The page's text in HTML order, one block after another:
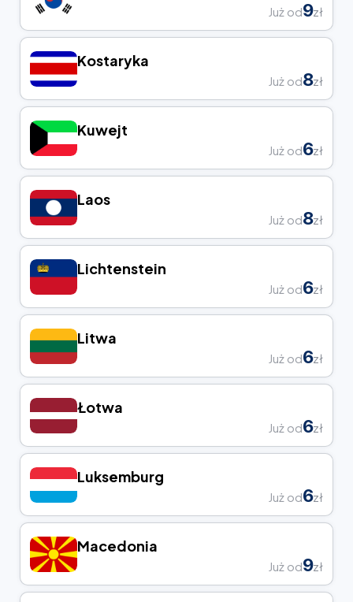
Już od9zł
Kostaryka
Już od8zł
Kuwejt
Już od6zł
Laos
Już od8zł
Lichtenstein
Już od6zł
Litwa
Już od6zł
Łotwa
Już od6zł
Luksemburg
Już od6zł
Macedonia
Już od9zł